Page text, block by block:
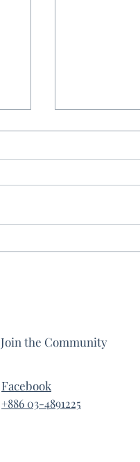
Join the Community
Facebook
+886 03-4891225